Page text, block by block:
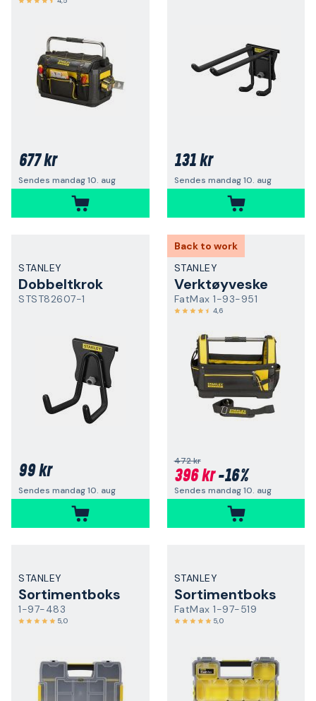
677 kr
Sendes mandag 10. aug
131 kr
Sendes mandag 10. aug
STANLEY
Dobbeltkrok
STST82607-1
99 kr
Sendes mandag 10. aug
Back to work
STANLEY
Verktøyveske
FatMax 1-93-951
4,6
472 kr
396 kr-16%
Sendes mandag 10. aug
STANLEY
Sortimentboks
1-97-483
5,0
STANLEY
Sortimentboks
FatMax 1-97-519
5,0